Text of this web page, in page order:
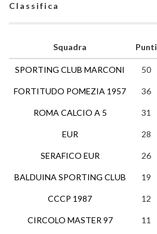
Classifica
Squadra
SPORTING CLUB MARCONI
FORTITUDO POMEZIA 1957
ROMA CALCIO A 5
EUR
SERAFICO EUR
BALDUINA SPORTING CLUB
CCCP 1987
CIRCOLO MASTER 97
Punti
50
36
31
28
26
19
12
11